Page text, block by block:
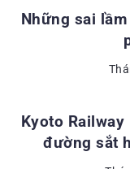
Những sai
ĐỊA
Kyoto
đường sắt